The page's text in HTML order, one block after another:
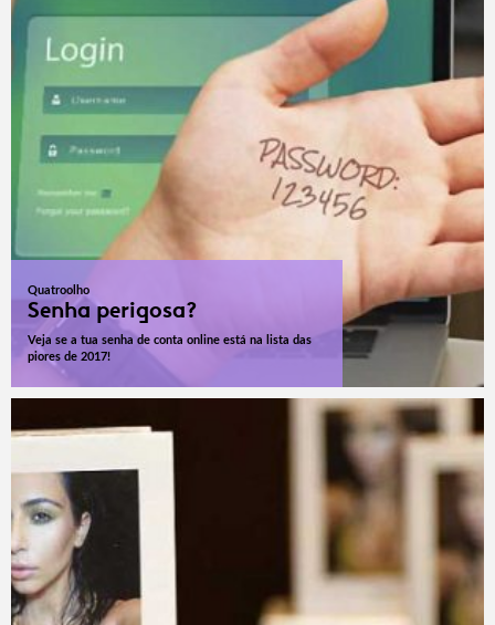
Quatroolho
Senha perigosa?
Veja se a tua senha de conta online está na lista das
piores de 2017!